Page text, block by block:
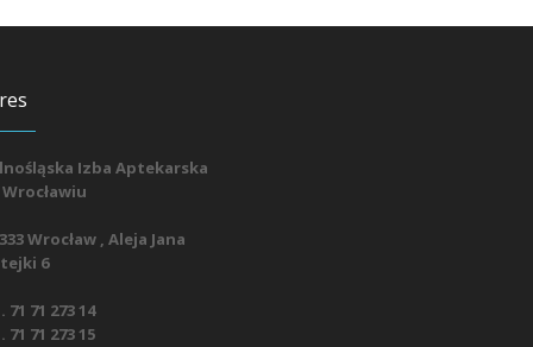
Izba Aptekarska
Wrocław , Aleja Jana
6
71 71 273 14
71 71 273 15